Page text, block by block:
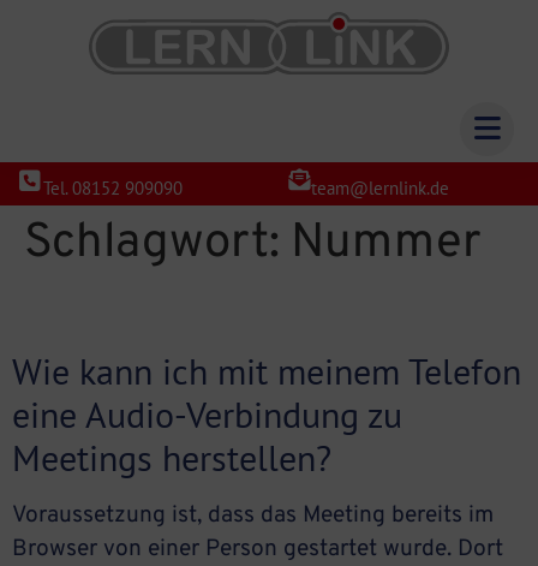
Tel. 08152 909090 team@lernlink.de
Schlagwort: Nummer
Wie kann ich mit meinem Telefon
eine Audio-Verbindung zu
Meetings herstellen?
Voraussetzung ist, dass das Meeting bereits im
Browser von einer Person gestartet wurde. Dort